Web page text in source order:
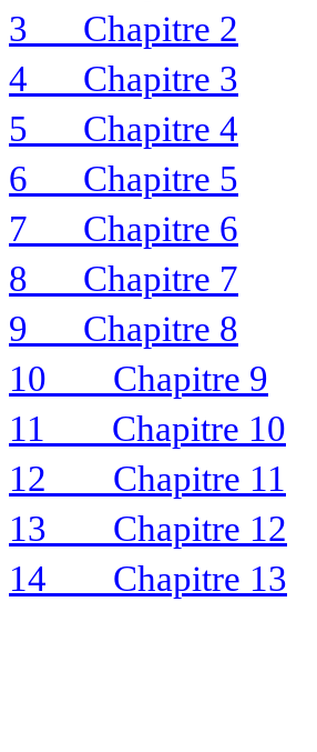
3
Chapitre 2
4
Chapitre 3
5
Chapitre 4
6
Chapitre 5
7
Chapitre 6
8
Chapitre 7
9
Chapitre 8
10
Chapitre 9
11
Chapitre 10
12
Chapitre 11
13
Chapitre 12
14
Chapitre 13